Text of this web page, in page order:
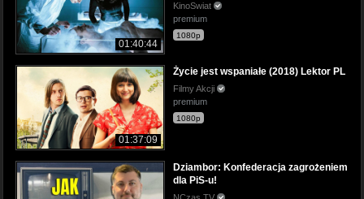
01:40:44
KinoSwiat
premium
1080p
01:37:09
Życie jest wspaniałe (2018) Lektor PL
Filmy Akcji
premium
1080p
Dziambor: Konfederacja zagrożeniem
dla PiS-u!